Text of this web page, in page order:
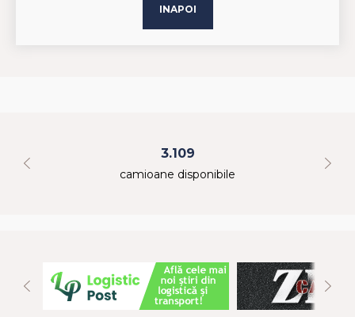
INAPOI
3.109
camioane disponibile